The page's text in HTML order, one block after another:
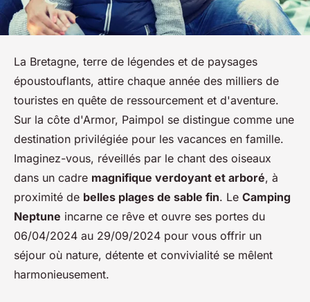
La Bretagne, terre de légendes et de paysages
époustouflants, attire chaque année des milliers de
touristes en quête de ressourcement et d'aventure.
Sur la côte d'Armor, Paimpol se distingue comme une
destination privilégiée pour les vacances en famille.
Imaginez-vous, réveillés par le chant des oiseaux
dans un cadre magnifique verdoyant et arboré, à
proximité de belles plages de sable fin. Le Camping
Neptune incarne ce rêve et ouvre ses portes du
06/04/2024 au 29/09/2024 pour vous offrir un
séjour où nature, détente et convivialité se mêlent
harmonieusement.